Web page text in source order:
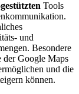
Tools
und
Besondere
der Google Maps
und die
können.